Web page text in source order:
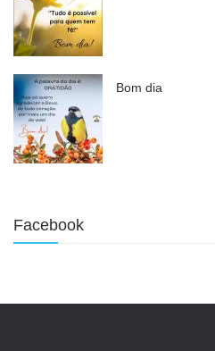
Bom dia
Facebook